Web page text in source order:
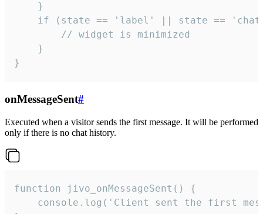
    }
if (state == 'label' || state ==
        // widget is minimized
    }
}
onMessageSent#
Executed when a visitor sends the first message. It will be performed
only if there is no chat history.
function jivo_onMessageSent() {
console.log('Client sent the first